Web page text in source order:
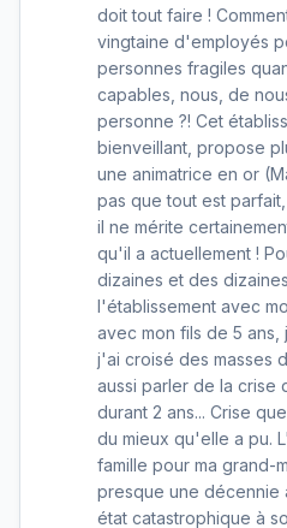
doit tout faire !
vingtaine d'employés
personnes fragiles
capables, nous, de
personne ?! Cet
bienveillant, propose
une animatrice en or
pas que tout est
il ne mérite
qu'il a actuellement !
dizaines et des
l'établissement avec
avec mon fils de 5
j'ai croisé des masses
aussi parler de la crise
durant 2 ans... Crise
du mieux qu'elle a pu.
famille pour ma grand-
presque une décennie
état catastrophique à